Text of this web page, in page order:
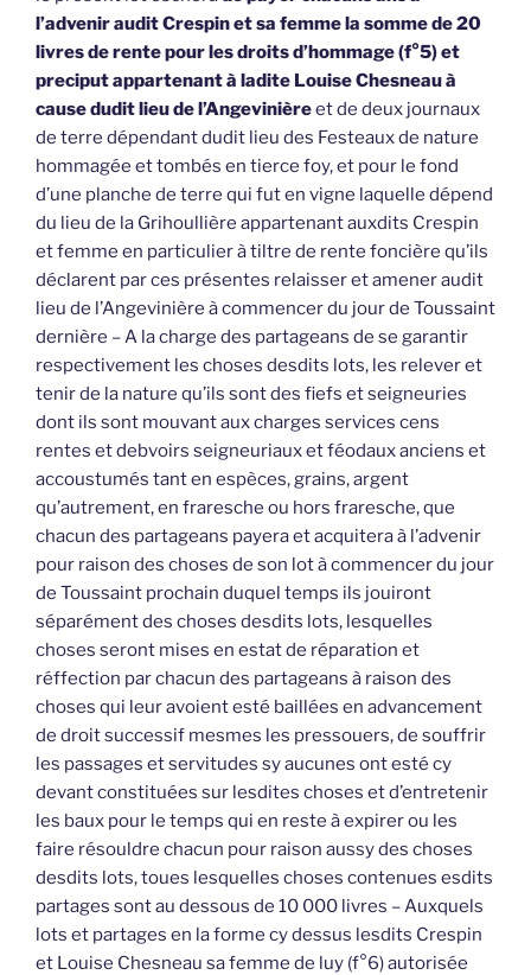
l’advenir audit Crespin et sa femme la somme de 20
livres de rente pour les droits d’hommage (f°5) et
preciput appartenant à ladite Louise Chesneau à
cause dudit lieu de l’Angevinièreet de deux journaux
de terre dépendant dudit lieu des Festeaux de nature
hommagée et tombés en tierce foy, et pour le fond
d’une planche de terre qui fut en vigne laquelle dépend
du lieu de la Grihoullière appartenant auxdits Crespin
et femme en particulier à tiltre de rente foncière qu’ils
déclarent par ces présentes relaisser et amener audit
lieu de l’Angevinière à commencer du jour de Toussaint
dernière – A la charge des partageans de se garantir
respectivement les choses desdits lots, les relever et
tenir de la nature qu’ils sont des fiefs et seigneuries
dont ils sont mouvant aux charges services cens
rentes et debvoirs seigneuriaux et féodaux anciens et
accoustumés tant en espèces, grains, argent
qu’autrement, en fraresche ou hors fraresche, que
chacun des partageans payera et acquitera à l’advenir
pour raison des choses de son lot à commencer du jour
de Toussaint prochain duquel temps ils jouiront
séparément des choses desdits lots, lesquelles
choses seront mises en estat de réparation et
réffection par chacun des partageans à raison des
choses qui leur avoient esté baillées en advancement
de droit successif mesmes les pressouers, de souffrir
les passages et servitudes sy aucunes ont esté cy
devant constituées sur lesdites choses et d’entretenir
les baux pour le temps qui en reste à expirer ou les
faire résouldre chacun pour raison aussy des choses
desdits lots, toues lesquelles choses contenues esdits
partages sont au dessous de 10 000 livres – Auxquels
lots et partages en la forme cy dessus lesdits Crespin
et Louise Chesneau sa femme de luy (f°6) autorisée